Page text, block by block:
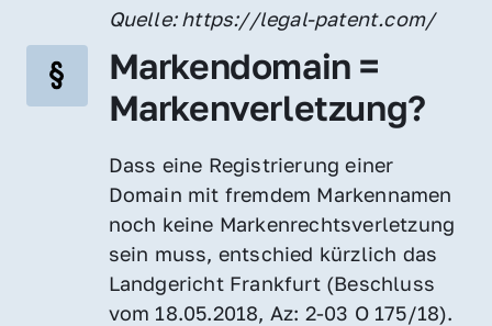
Quelle: https://legal-patent.com/
Markendomain =
Markenverletzung?
Dass eine Registrierung einer
Domain mit fremdem Markennamen
noch keine Markenrechtsverletzung
sein muss, entschied kürzlich das
Landgericht Frankfurt (Beschluss
vom 18.05.2018, Az: 2-03 O 175/18).